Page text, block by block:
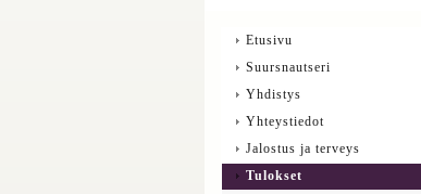
Etusivu
Suursnautseri
Yhdistys
Yhteystiedot
Jalostus ja terveys
Tulokset